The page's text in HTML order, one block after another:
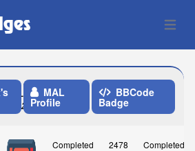
Open
2 Months ago
MAL
Profile
BBCode
Badge
Completed
2478
Completed